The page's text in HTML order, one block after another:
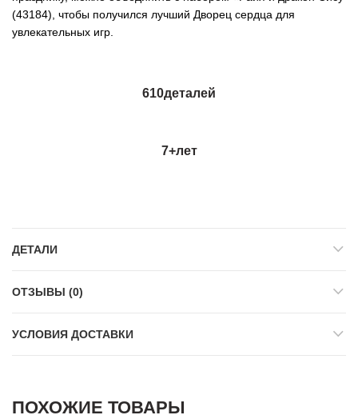
(43184), чтобы получился лучший Дворец сердца для
увлекательных игр.
610деталей
7+лет
ДЕТАЛИ
ОТЗЫВЫ (0)
УСЛОВИЯ ДОСТАВКИ
ПОХОЖИЕ ТОВАРЫ